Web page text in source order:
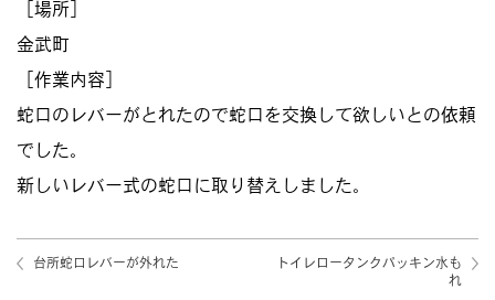
［場所］
金武町
［作業内容］
蛇口のレバーがとれたので蛇口を交換して欲しいとの依頼
でした。
新しいレバー式の蛇口に取り替えしました。
台所蛇口レバーが外れた
トイレロータンクパッキン水も
れ